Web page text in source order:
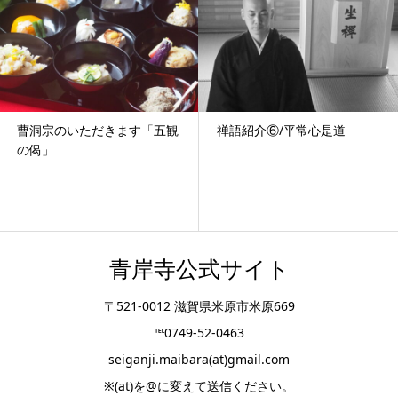
曹洞宗のいただきます「五観
の偈」
禅語紹介⑥/平常心是道
青岸寺公式サイト
〒521-0012 滋賀県米原市米原669
℡0749-52-0463
seiganji.maibara(at)gmail.com
※(at)を@に変えて送信ください。